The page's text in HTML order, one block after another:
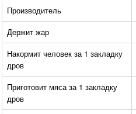
Производитель
Держит жар
Накормит человек за 1 закладку
дров
Приготовит мяса за 1 закладку
дров